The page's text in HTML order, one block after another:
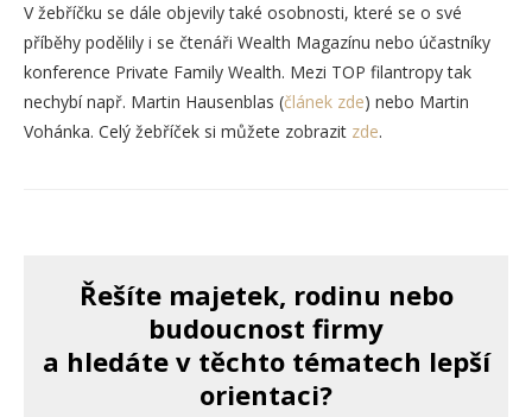
V žebříčku se dále objevily také osobnosti, které se o své
příběhy podělily i se čtenáři Wealth Magazínu nebo účastníky
konference Private Family Wealth. Mezi TOP filantropy tak
nechybí např. Martin Hausenblas (článek zde) nebo Martin
Vohánka. Celý žebříček si můžete zobrazit zde.
Řešíte majetek, rodinu nebo
budoucnost firmy
a hledáte v těchto tématech lepší
orientaci?